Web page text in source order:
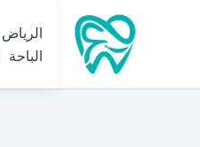
الرياض
الباحة